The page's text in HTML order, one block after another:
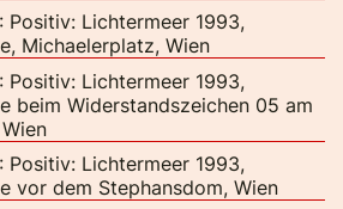
Lichtermeer 1993,
Michaelerplatz, Wien
Lichtermeer 1993,
beim Widerstandszeichen 05 am
Lichtermeer 1993,
vor dem Stephansdom, Wien